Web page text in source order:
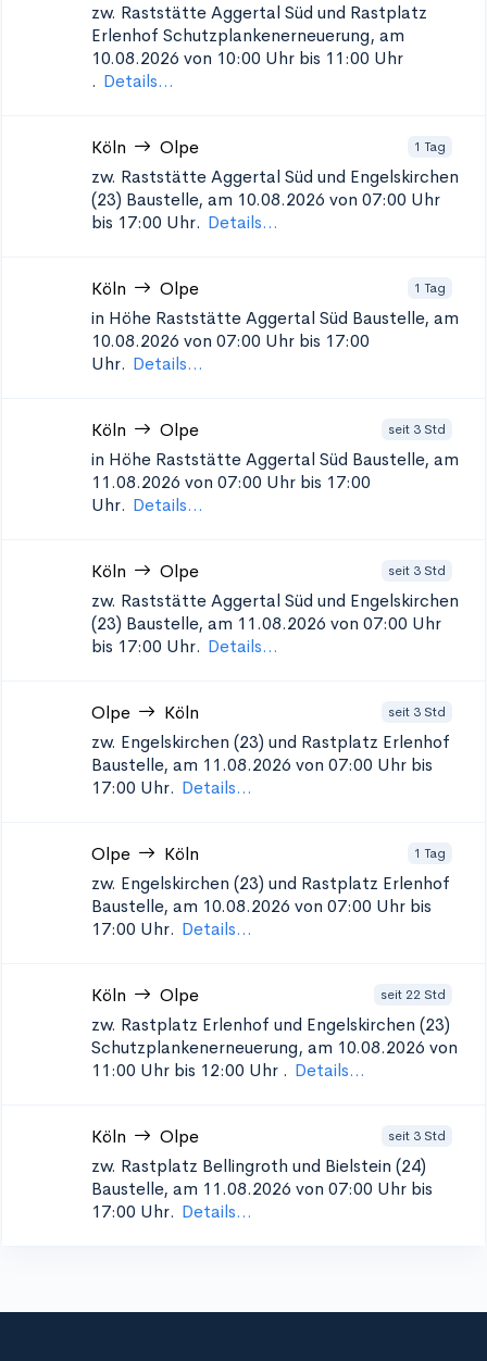
zw. Raststätte Aggertal Süd und Rastplatz
Erlenhof Schutzplankenerneuerung, am
10.08.2026 von 10:00 Uhr bis 11:00 Uhr
. Details...
Köln Olpe 1 Tag
zw. Raststätte Aggertal Süd und Engelskirchen
(23) Baustelle, am 10.08.2026 von 07:00 Uhr
bis 17:00 Uhr. Details...
Köln Olpe 1 Tag
in Höhe Raststätte Aggertal Süd Baustelle, am
10.08.2026 von 07:00 Uhr bis 17:00
Uhr. Details...
Köln Olpe seit 3 Std
in Höhe Raststätte Aggertal Süd Baustelle, am
11.08.2026 von 07:00 Uhr bis 17:00
Uhr. Details...
Köln Olpe seit 3 Std
zw. Raststätte Aggertal Süd und Engelskirchen
(23) Baustelle, am 11.08.2026 von 07:00 Uhr
bis 17:00 Uhr. Details...
Olpe Köln seit 3 Std
zw. Engelskirchen (23) und Rastplatz Erlenhof
Baustelle, am 11.08.2026 von 07:00 Uhr bis
17:00 Uhr. Details...
Olpe Köln 1 Tag
zw. Engelskirchen (23) und Rastplatz Erlenhof
Baustelle, am 10.08.2026 von 07:00 Uhr bis
17:00 Uhr. Details...
Köln Olpe seit 22 Std
zw. Rastplatz Erlenhof und Engelskirchen (23)
Schutzplankenerneuerung, am 10.08.2026 von
11:00 Uhr bis 12:00 Uhr . Details...
Köln Olpe seit 3 Std
zw. Rastplatz Bellingroth und Bielstein (24)
Baustelle, am 11.08.2026 von 07:00 Uhr bis
17:00 Uhr. Details...